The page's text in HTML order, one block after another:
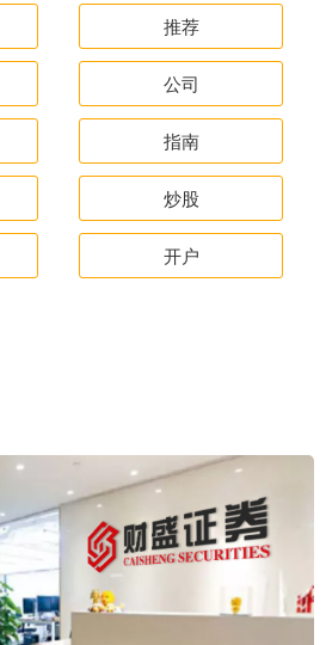
推荐
公司
指南
炒股
开户